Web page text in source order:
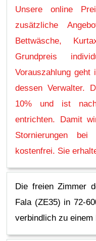
Unsere online
zusätzliche
Bettwäsche,
Grundpreis
Vorauszahlung geht
dessen Verwalter.
10% und ist
entrichten. Damit
Stornierungen bei
kostenfrei. Sie
Die freien Zimmer
Fala (ZE35) in 72-
verbindlich zu